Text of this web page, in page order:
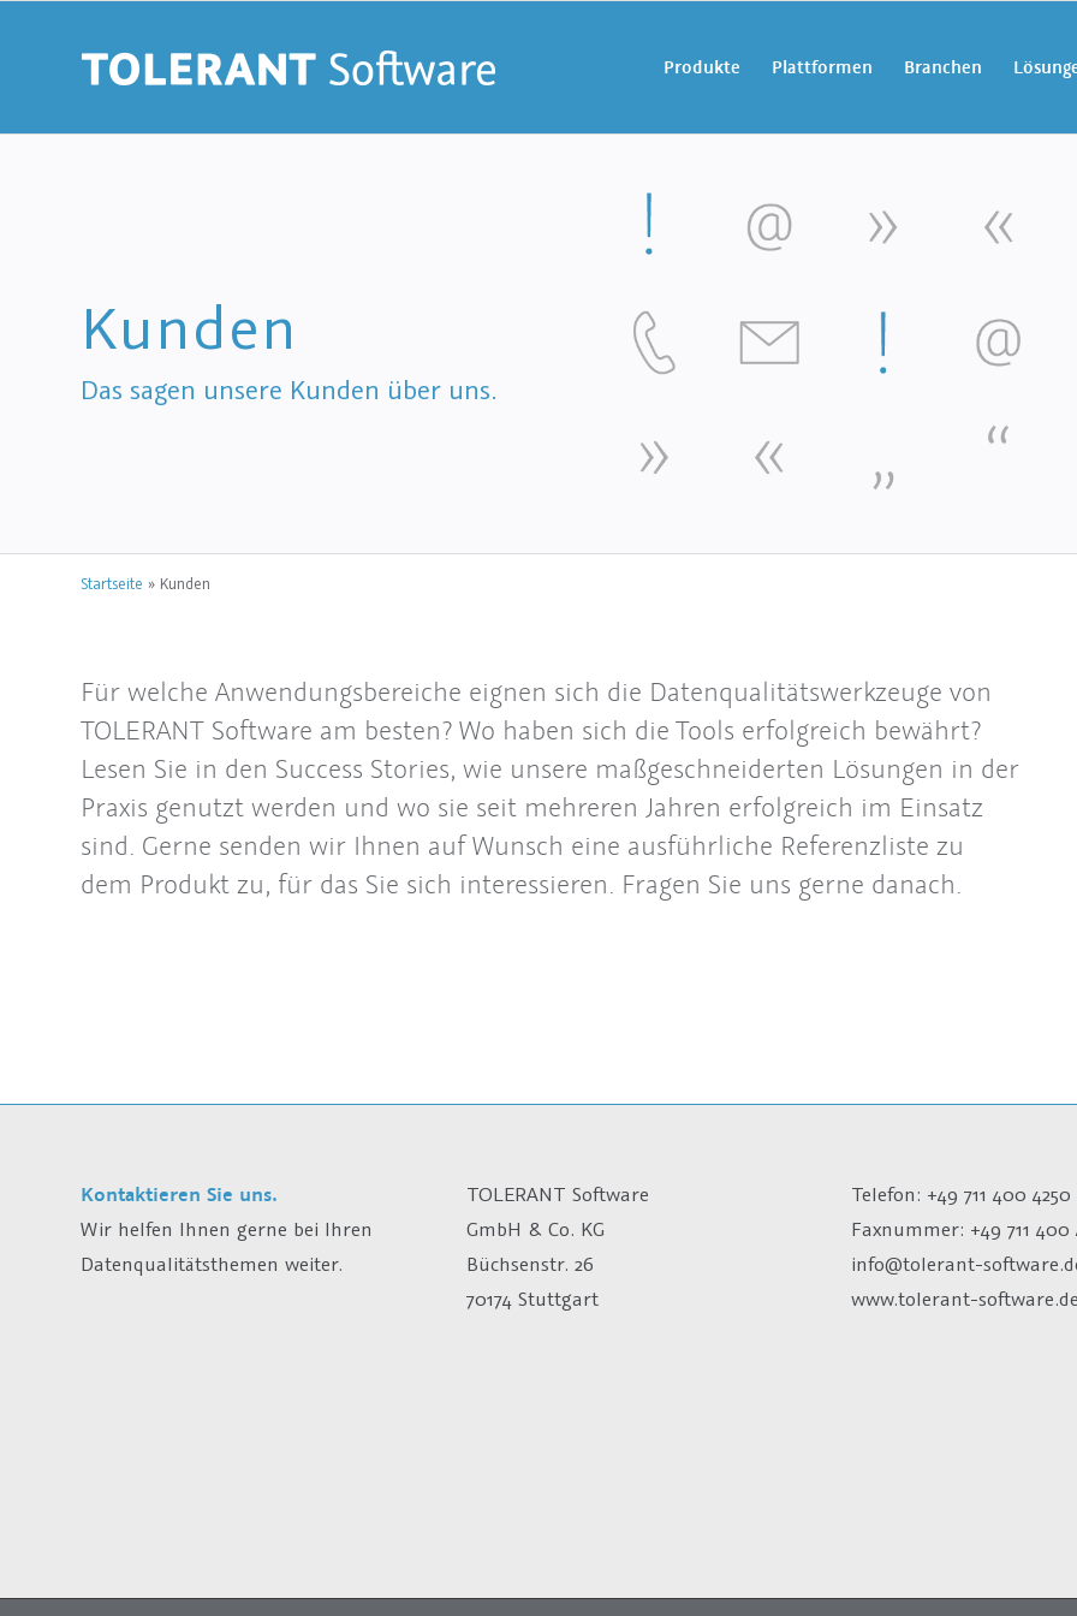
Produkte Plattformen Branchen
Kunden
Das sagen unsere Kunden über uns.
Startseite » Kunden
Für welche Anwendungsbereiche eignen sich die Datenqualitätswerkzeuge von
TOLERANT Software am besten? Wo haben sich die Tools erfolgreich bewährt?
Lesen Sie in den Success Stories, wie unsere maßgeschneiderten Lösungen in der
Praxis genutzt werden und wo sie seit mehreren Jahren erfolgreich im Einsatz
sind. Gerne senden wir Ihnen auf Wunsch eine ausführliche Referenzliste zu
dem Produkt zu, für das Sie sich interessieren. Fragen Sie uns gerne danach.
Kontaktieren Sie uns.
Wir helfen Ihnen gerne bei Ihren
Datenqualitätsthemen weiter.
TOLERANT Software
GmbH & Co. KG
Büchsenstr. 26
70174 Stuttgart
Telefon: +49 711 400 4250
Faxnummer: +49 711 400
info@tolerant-
www.tolerant-software.de